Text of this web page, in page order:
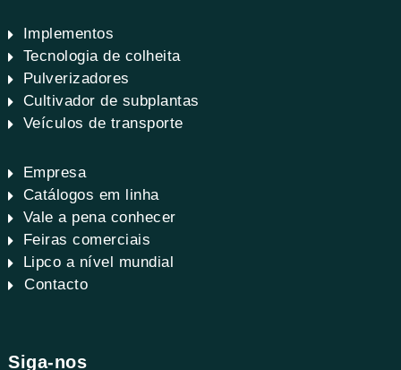
Implementos
Tecnologia de colheita
Pulverizadores
Cultivador de subplantas
Veículos de transporte
Empresa
Catálogos em linha
Vale a pena conhecer
Feiras comerciais
Lipco a nível mundial
Contacto
Siga-nos